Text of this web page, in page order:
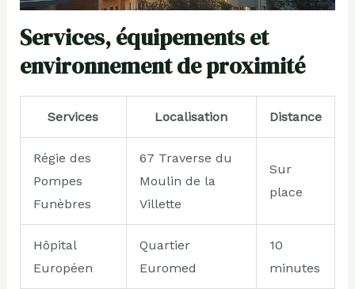
Services, équipements et
environnement de proximité
Services Localisation Distance
Régie des
Pompes
Funèbres
67 Traverse du
Moulin de la
Villette
Sur
place
Hôpital
Européen
Quartier
Euromed
10
minutes